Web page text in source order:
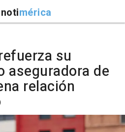
notimérica
su
aseguradora de
relación